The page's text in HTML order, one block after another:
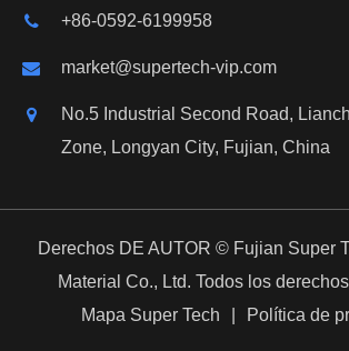
+86-0592-6199958
market@supertech-vip.com
No.5 Industrial Second Road,
Zone, Longyan City, Fujian, China
Derechos DE AUTOR © Fujian Super
Material Co., Ltd. Todos los
Mapa Super Tech
Política de